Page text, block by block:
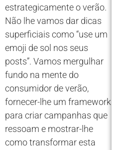
estrategicamente o verão.
Não lhe vamos dar dicas
superficiais como “use um
emoji de sol nos seus
posts”. Vamos mergulhar
fundo na mente do
consumidor de verão,
fornecer-lhe um framework
para criar campanhas que
ressoam e mostrar-lhe
como transformar esta